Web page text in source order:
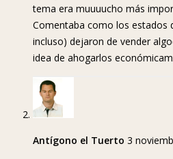
tema era muuuucho más
Comentaba como los estados
incluso) dejaron de vender
idea de ahogarlos
Antígono el Tuerto 3